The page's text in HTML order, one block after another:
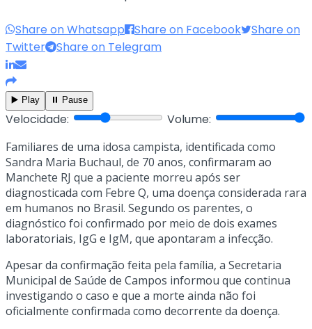
Share on Whatsapp Share on Facebook
Share on
Twitter
Share on Telegram
▶️ Play ⏸️ Pause
Velocidade: Volume:
Familiares de uma idosa campista, identificada como
Sandra Maria Buchaul, de 70 anos, confirmaram ao
Manchete RJ que a paciente morreu após ser
diagnosticada com Febre Q, uma doença considerada rara
em humanos no Brasil. Segundo os parentes, o
diagnóstico foi confirmado por meio de dois exames
laboratoriais, IgG e IgM, que apontaram a infecção.
Apesar da confirmação feita pela família, a Secretaria
Municipal de Saúde de Campos informou que continua
investigando o caso e que a morte ainda não foi
oficialmente confirmada como decorrente da doença.